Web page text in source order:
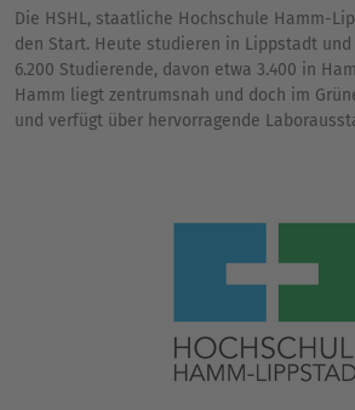
Die HSHL, staatliche Hochschule Hamm-
den Start. Heute studieren in Lippstadt
6.200 Studierende, davon etwa 3.400 in
Hamm liegt zentrumsnah und doch im
und verfügt über hervorragende